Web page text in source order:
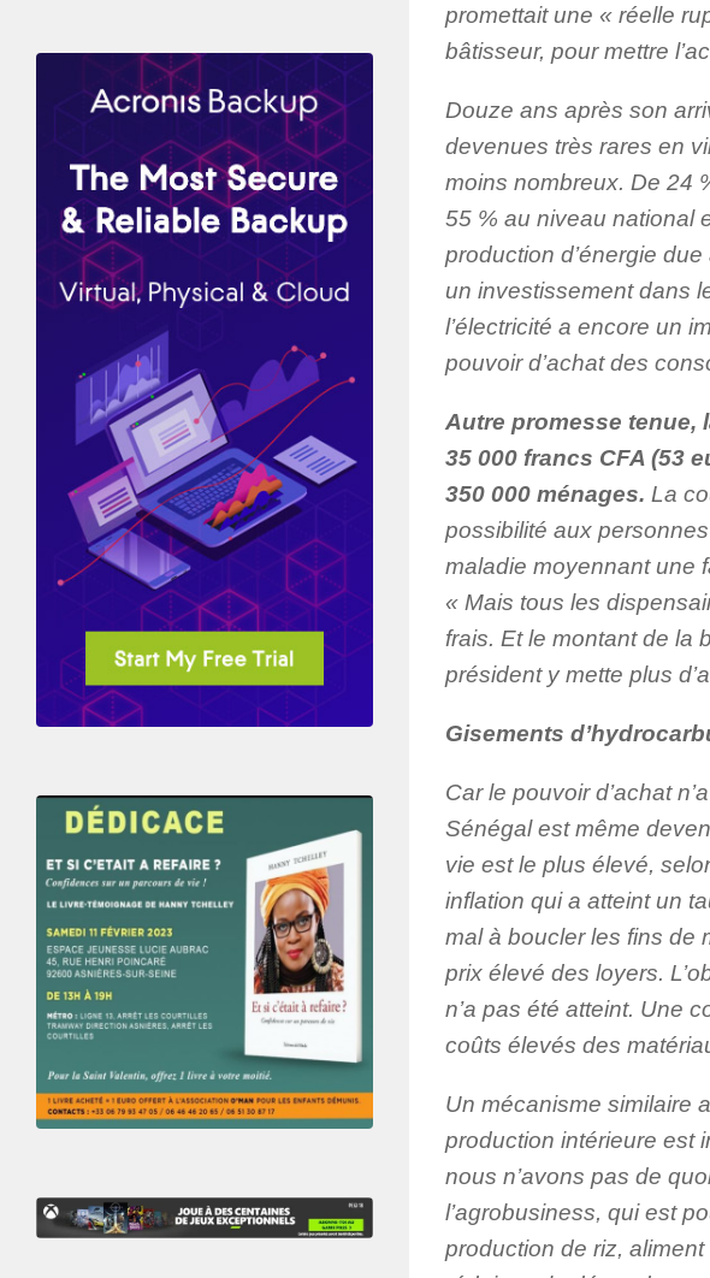
promettait une « réelle
bâtisseur, pour mettre
Douze ans après son
devenues très rares en
moins nombreux. De 24
55 % au niveau national
production d’énergie
un investissement dans
l’électricité a encore un
pouvoir d’achat des
Autre promesse tenue,
35 000 francs CFA (53
350 000 ménages. La
possibilité aux
maladie moyennant une
« Mais tous les
frais. Et le montant de la
président y mette plus
Gisements
Car le pouvoir d’achat
Sénégal est même
vie est le plus élevé,
inflation qui a atteint un
mal à boucler les fins de
prix élevé des loyers.
n’a pas été atteint. Une
coûts élevés des
Un mécanisme similaire
production intérieure est
nous n’avons pas de
l’agrobusiness, qui est
production de riz,